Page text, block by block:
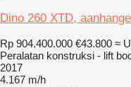
Dino 260 XTD,
Rp 904.400.000 €43.800 ≈
Peralatan konstruksi - lift
2017
4.167 m/h